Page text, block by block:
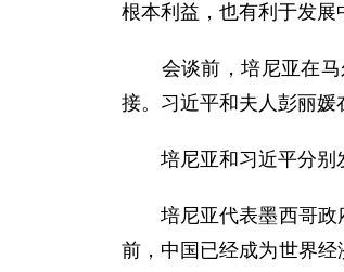
根本利益，也有利于发展
会谈前，培尼亚在马
接。习近平和夫人彭丽媛
培尼亚和习近平分别
培尼亚代表墨西哥政府
前，中国已经成为世界